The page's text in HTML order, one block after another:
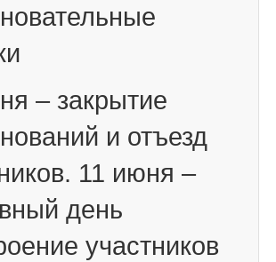
– закрытие
и отъезд
11 июня –
день
участников